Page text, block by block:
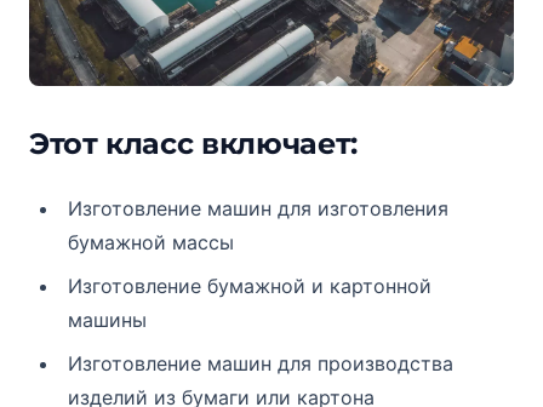
Этот класс включает:
Изготовление машин для изготовления
бумажной массы
Изготовление бумажной и картонной
машины
Изготовление машин для производства
изделий из бумаги или картона